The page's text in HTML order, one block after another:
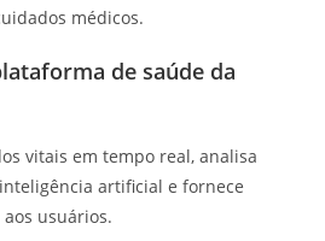
médicos.
de saúde da
vitais em tempo real, analisa
artificial e fornece
usuários.